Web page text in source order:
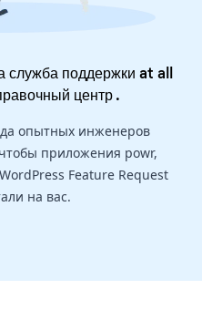
поддержки at all
центр.
опытных инженеров
приложения powr,
Feature Request
на вас.